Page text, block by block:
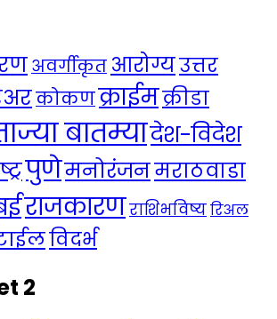
अवर्गीकृत आरोग्यउत्तर
कोकणक्राईमक्रीडा
बातम्यादेश-विदेश
पुणेमनोरंजनमराठवाडा
राजकारणराशिभविष्यरिअल
विदर्भ
2